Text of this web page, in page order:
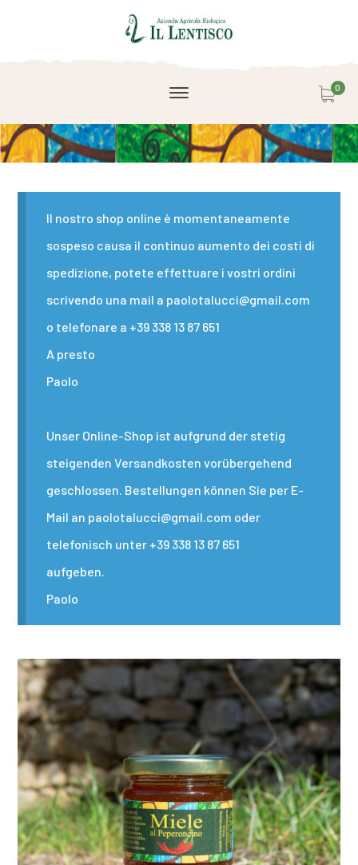
0
Il nostro shop online è momentaneamente
sospeso causa il continuo aumento dei costi di
spedizione, potete effettuare i vostri ordini
scrivendo una mail a paolotalucci@gmail.com
o telefonare a +39 338 13 87 651
A presto
Paolo
Unser Online-Shop ist aufgrund der stetig
steigenden Versandkosten vorübergehend
geschlossen. Bestellungen können Sie per E-
Mail an paolotalucci@gmail.com oder
telefonisch unter +39 338 13 87 651
aufgeben.
Paolo